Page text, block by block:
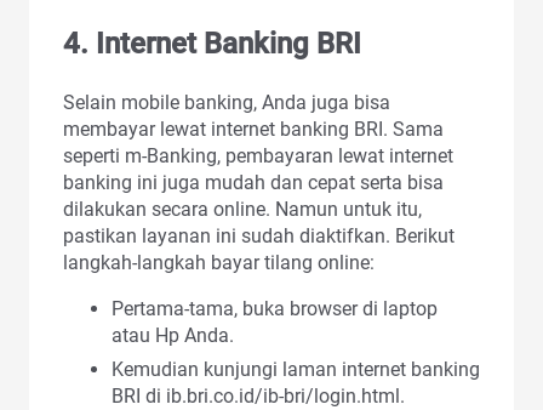
4. Internet Banking BRI
Selain mobile banking, Anda juga bisa
membayar lewat internet banking BRI. Sama
seperti m-Banking, pembayaran lewat internet
banking ini juga mudah dan cepat serta bisa
dilakukan secara online. Namun untuk itu,
pastikan layanan ini sudah diaktifkan. Berikut
langkah-langkah bayar tilang online:
Pertama-tama, buka browser di laptop
atau Hp Anda.
Kemudian kunjungi laman internet banking
BRI di ib.bri.co.id/ib-bri/login.html.